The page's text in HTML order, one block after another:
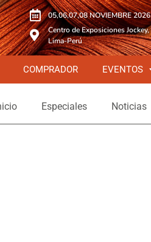
05,06,07,08 NOVIEMBRE 2026
Centro de Exposiciones Jockey,
Lima-Perú
COMPRADOR EVENTOS
Especiales Noticias